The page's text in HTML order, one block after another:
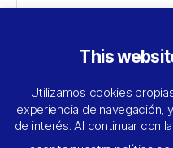
This
Utilizamos cookies
experiencia de navegación,
de interés. Al continuar con